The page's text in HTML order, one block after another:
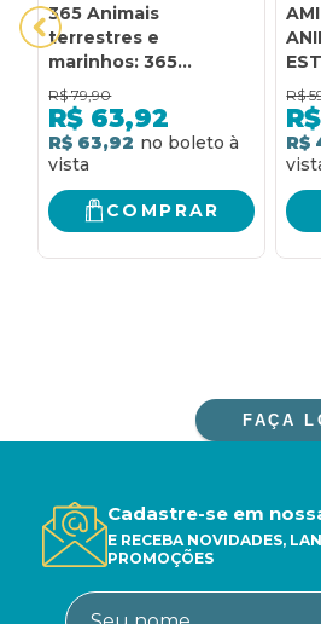
365 Animais
terrestres e
marinhos: 365
Animais terrestres e
marinhos
R$ 79,90
R$ 63,92
R$ 63,92
COMPRAR
R$
R$
R$
FAÇA
Cadastre-se em
E RECEBA NOVIDADES,
PROMOÇÕES